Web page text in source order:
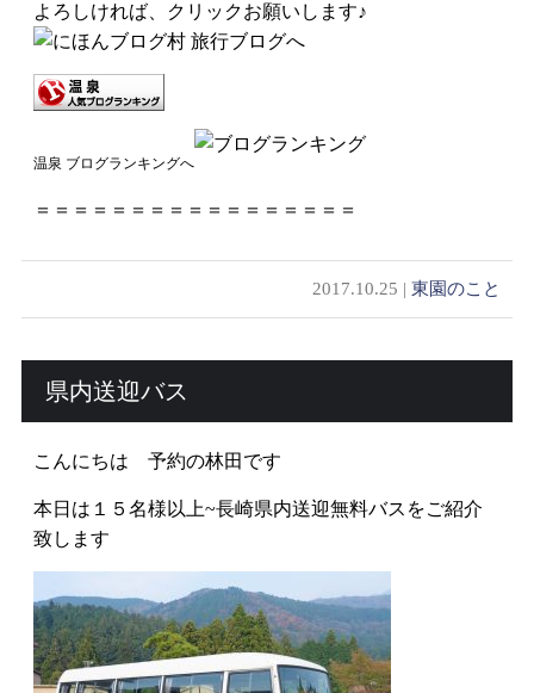
よろしければ、クリックお願いします♪
温泉 ブログランキングへ
＝＝＝＝＝＝＝＝＝＝＝＝＝＝＝＝＝
2017.10.25 |東園のこと
県内送迎バス
こんにちは 予約の林田です
本日は１５名様以上~長崎県内送迎無料バスをご紹介
致します